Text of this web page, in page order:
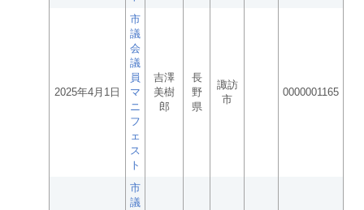
2025年4月1日
市
議
会
議
員
マ
ニ
フ
ェ
ス
ト
吉澤
美樹
郎
長
野
県
諏訪
市
0000001165
市
議